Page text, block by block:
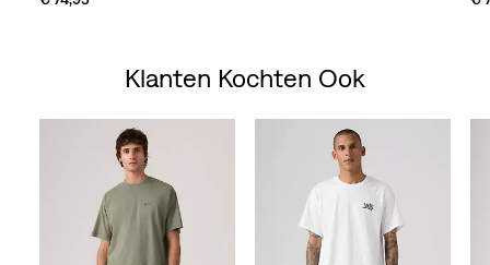
Klanten Kochten Ook